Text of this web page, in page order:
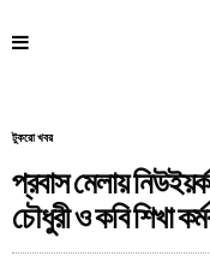
টুকরো খবর
প্রবাস মেলায়
চৌধুরী ও কবি শিখা